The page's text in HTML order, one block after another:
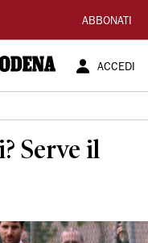
ABBONATI
ACCEDI
Serve il